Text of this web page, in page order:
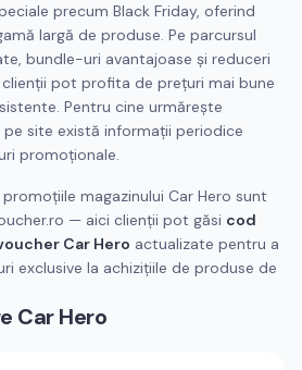
precum Black Friday, oferind
largă de produse. Pe parcursul
bundle-uri avantajoase și reduceri
pot profita de prețuri mai bune
Pentru cine urmărește
site există informații periodice
promoționale.
magazinului Car Hero sunt
— aici clienții pot găsi cod
Car Hero actualizate pentru a
exclusive la achizițiile de produse de
Car Hero